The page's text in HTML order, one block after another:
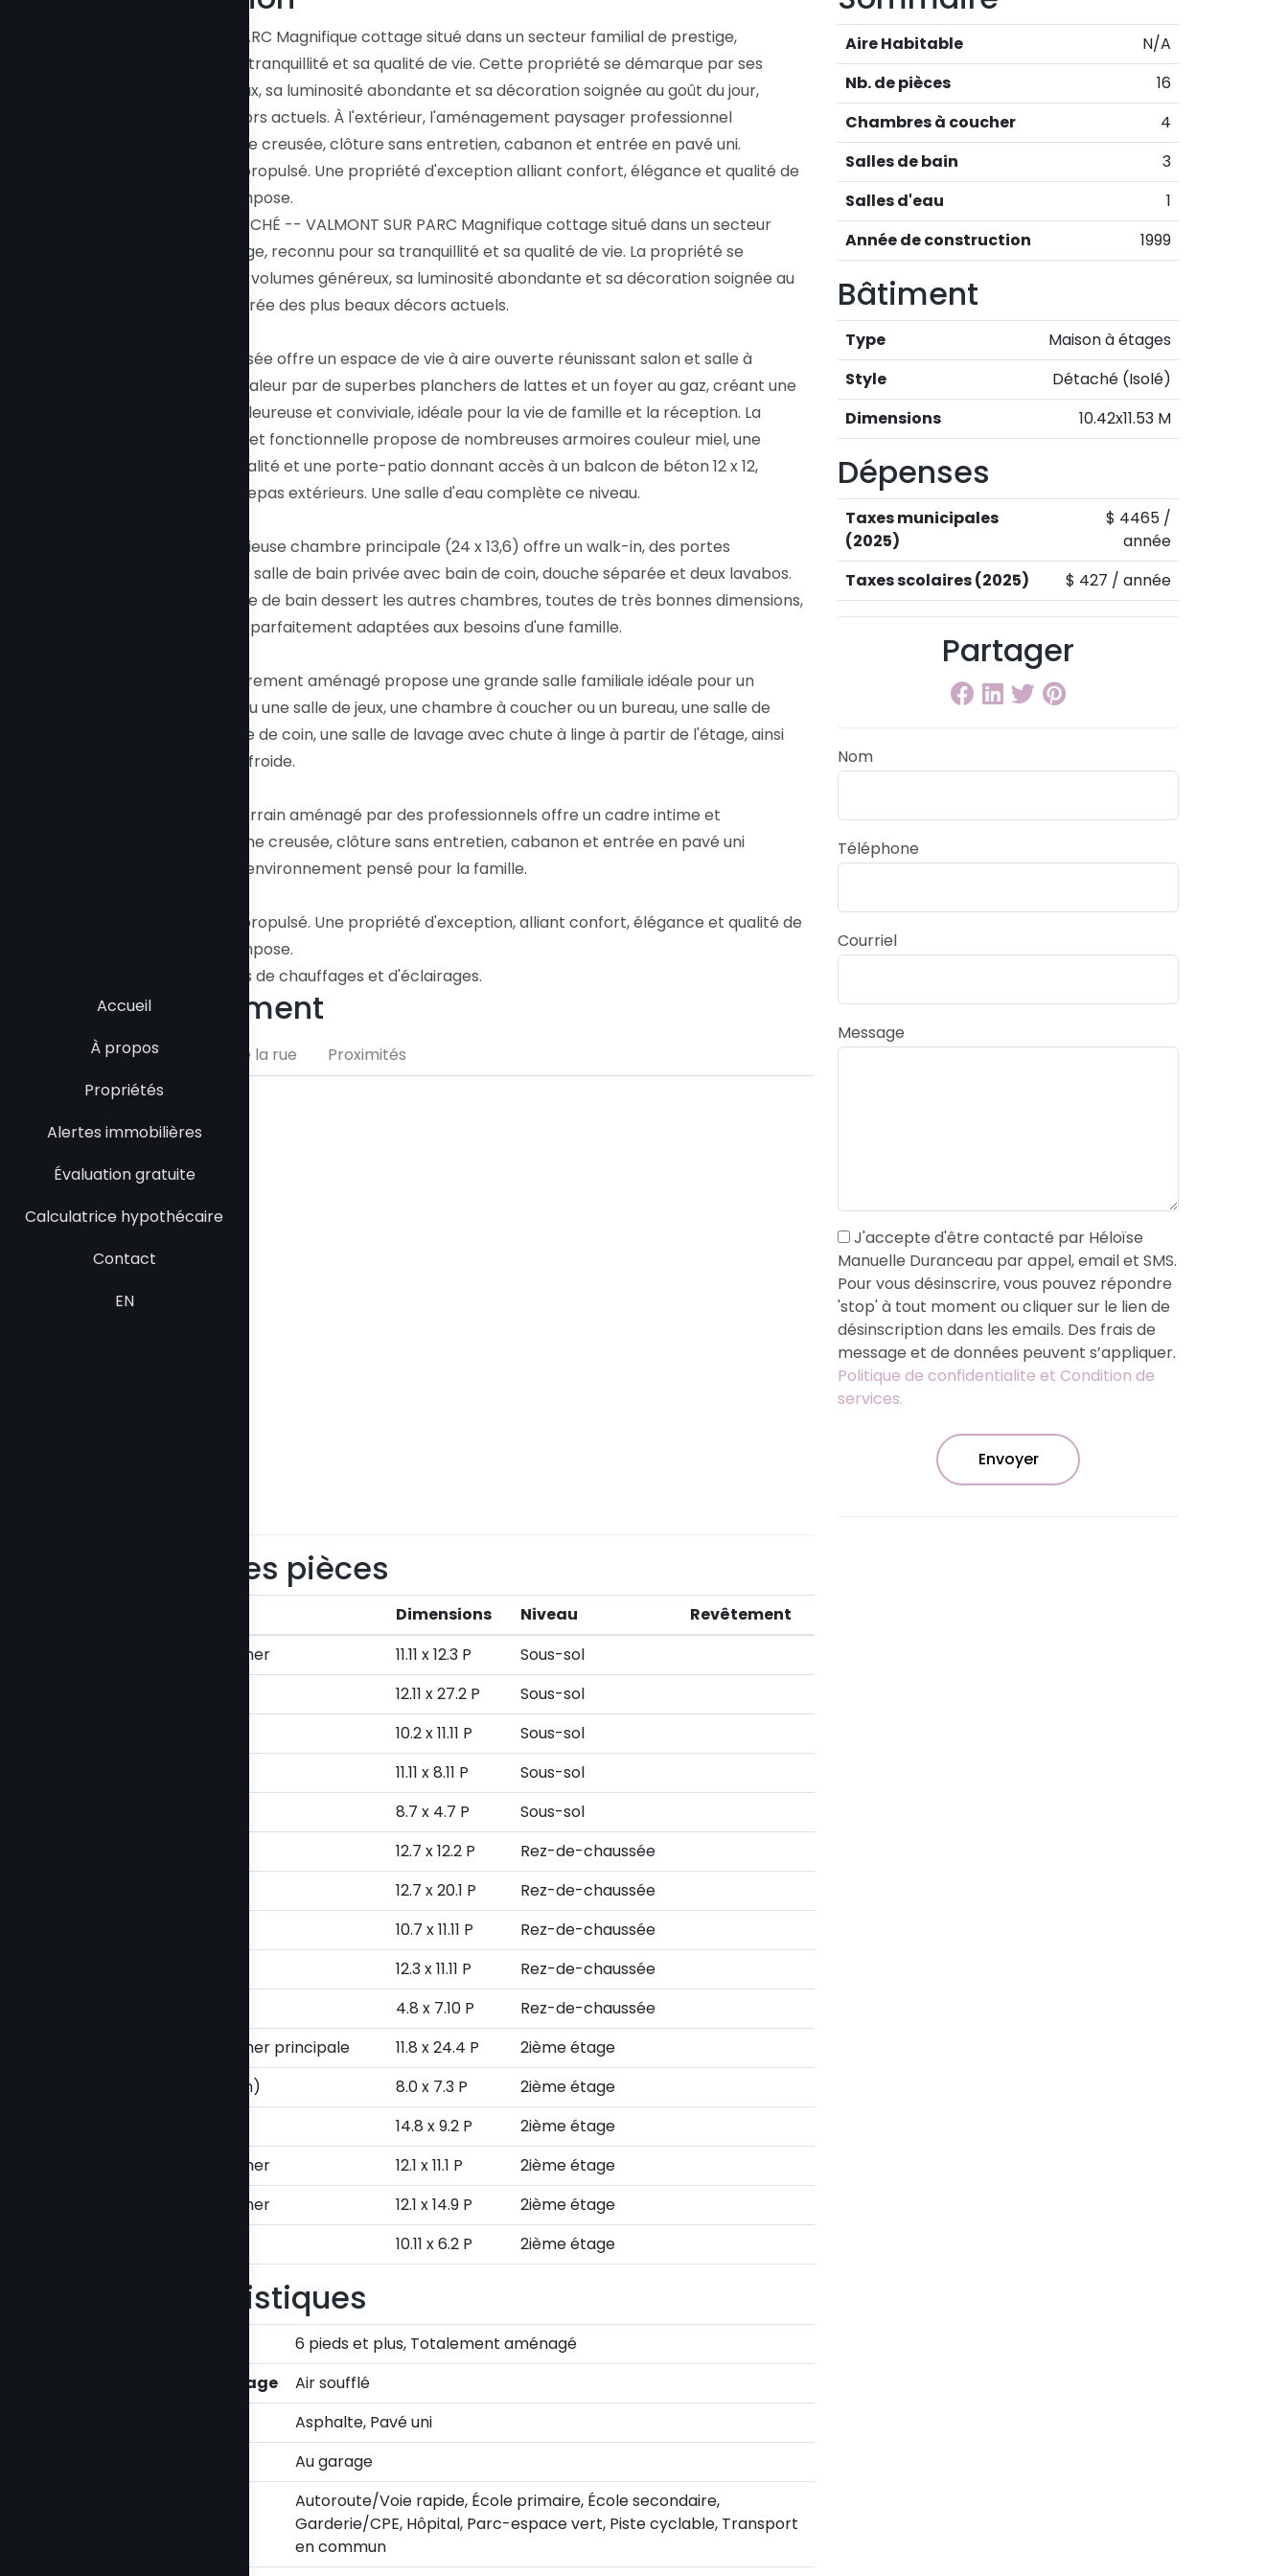
Accueil
À propos
Propriétés
Alertes immobilières
Évaluation gratuite
Calculatrice hypothécaire
Contact
EN
VALMONT SUR PARC Magnifique cottage situé dans un secteur familial de prestige,
reconnu pour sa tranquillité et sa qualité de vie. Cette propriété se démarque par ses
volumes généreux, sa luminosité abondante et sa décoration soignée au goût du jour,
inspirée des décors actuels. À l'extérieur, l'aménagement paysager professionnel
comprend piscine creusée, clôture sans entretien, cabanon et entrée en pavé uni.
Chauffage à air propulsé. Une propriété d'exception alliant confort, élégance et qualité de
vie. Une visite s'impose.
SECTEUR RECHERCHÉ -- VALMONT SUR PARC Magnifique cottage situé dans un secteur
familial de prestige, reconnu pour sa tranquillité et sa qualité de vie. La propriété se
distingue par ses volumes généreux, sa luminosité abondante et sa décoration soignée au
goût du jour, inspirée des plus beaux décors actuels.
Le rez-de-chaussée offre un espace de vie à aire ouverte réunissant salon et salle à
manger, mis en valeur par de superbes planchers de lattes et un foyer au gaz, créant une
atmosphère chaleureuse et conviviale, idéale pour la vie de famille et la réception. La
cuisine moderne et fonctionnelle propose de nombreuses armoires couleur miel, une
céramique de qualité et une porte-patio donnant accès à un balcon de béton 12 x 12,
parfait pour les repas extérieurs. Une salle d'eau complète ce niveau.
À l'étage, la spacieuse chambre principale (24 x 13,6) offre un walk-in, des portes
françaises et une salle de bain privée avec bain de coin, douche séparée et deux lavabos.
Une seconde salle de bain dessert les autres chambres, toutes de très bonnes dimensions,
bien éclairées et parfaitement adaptées aux besoins d'une famille.
Le sous-sol entièrement aménagé propose une grande salle familiale idéale pour un
cinéma maison ou une salle de jeux, une chambre à coucher ou un bureau, une salle de
bain avec douche de coin, une salle de lavage avec chute à linge à partir de l'étage, ainsi
qu'une chambre froide.
À l'extérieur, le terrain aménagé par des professionnels offre un cadre intime et
sécuritaire : piscine creusée, clôture sans entretien, cabanon et entrée en pavé uni
complètent cet environnement pensé pour la famille.
Chauffage à air propulsé. Une propriété d'exception, alliant confort, élégance et qualité de
vie. Une visite s'impose.
Appareils de chauffages et d'éclairages.
Emplacement
Carte Vue de la rue Proximités
Détails des pièces
Dimensions Niveau
Revêtement
Chambre à coucher
11.11 x 12.3 P
Sous-sol
12.11 x 27.2 P
Sous-sol
10.2 x 11.11 P
Sous-sol
11.11 x 8.11 P
Sous-sol
8.7 x 4.7 P
Sous-sol
12.7 x 12.2 P
Rez-de-chaussée
12.7 x 20.1 P
Rez-de-chaussée
10.7 x 11.11 P
Rez-de-chaussée
12.3 x 11.11 P
Rez-de-chaussée
4.8 x 7.10 P
Rez-de-chaussée
Chambre à coucher principale
11.8 x 24.4 P
2ième étage
Penderie (Walk-in)
8.0 x 7.3 P
2ième étage
14.8 x 9.2 P
2ième étage
Chambre à coucher
12.1 x 11.1 P
2ième étage
Chambre à coucher
12.1 x 14.9 P
2ième étage
10.11 x 6.2 P 2ième étage
Caractéristiques
6 pieds et plus, Totalement aménagé
Mode de chauffage
Air soufflé
Asphalte, Pavé uni
Au garage
Autoroute/Voie rapide, École primaire, École secondaire,
Garderie/CPE, Hôpital, Parc-espace vert, Piste cyclable, Transport
en commun
Aire Habitable
N/A
Nb. de pièces
16
Chambres à coucher
4
Salles de bain
3
Salles d'eau
1
Année de construction
1999
Bâtiment
Type
Maison à étages
Style
Détaché (Isolé)
Dimensions
10.42x11.53 M
Dépenses
Taxes municipales
(2025)
$ 4465 /
année
Taxes scolaires (2025)
$ 427 / année
Partager
Nom
Téléphone
Courriel
Message
J'accepte d'être contacté par Héloïse
Manuelle Duranceau par appel, email et SMS.
Pour vous désinscrire, vous pouvez répondre
'stop' à tout moment ou cliquer sur le lien de
désinscription dans les emails. Des frais de
message et de données peuvent s’appliquer.
Politique de confidentialite et Condition de
services.
Envoyer